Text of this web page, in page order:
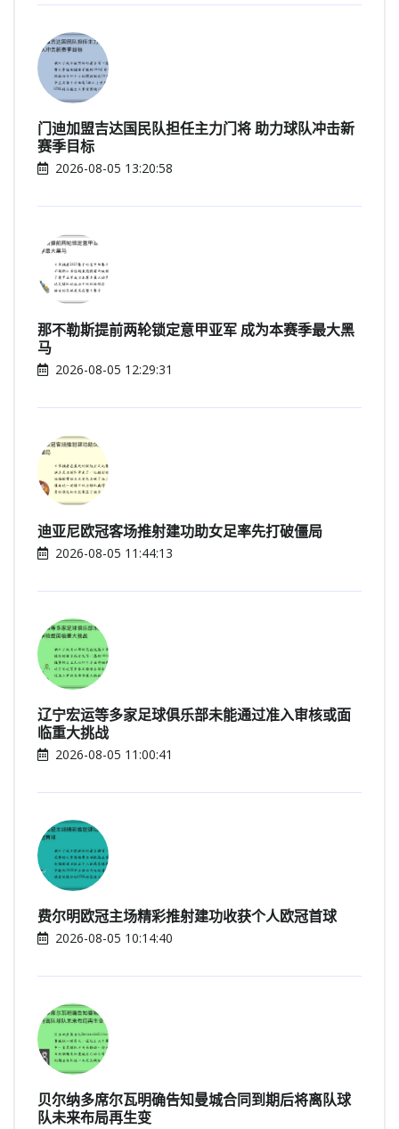
门迪加盟吉达国民队担任主力门将 助力球队冲击新
赛季目标
2026-08-05 13:20:58
那不勒斯提前两轮锁定意甲亚军 成为本赛季最大黑
马
2026-08-05 12:29:31
迪亚尼欧冠客场推射建功助女足率先打破僵局
2026-08-05 11:44:13
辽宁宏运等多家足球俱乐部未能通过准入审核或面
临重大挑战
2026-08-05 11:00:41
费尔明欧冠主场精彩推射建功收获个人欧冠首球
2026-08-05 10:14:40
贝尔纳多席尔瓦明确告知曼城合同到期后将离队球
队未来布局再生变